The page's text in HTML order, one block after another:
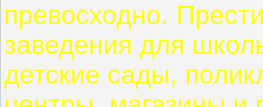
превосходно.
заведения для
детские сады,